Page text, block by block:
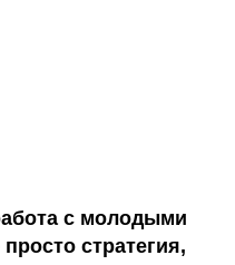
с молодыми
стратегия,